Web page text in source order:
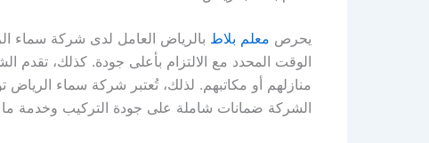
يحرص معلم بلاط بالرياض العامل لدى شركة سماء
الوقت المحدد مع الالتزام بأعلى جودة. كذلك، تقدم
منازلهم أو مكاتبهم. لذلك، تُعتبر شركة سماء الرياض
الشركة ضمانات شاملة على جودة التركيب وخدمة ما